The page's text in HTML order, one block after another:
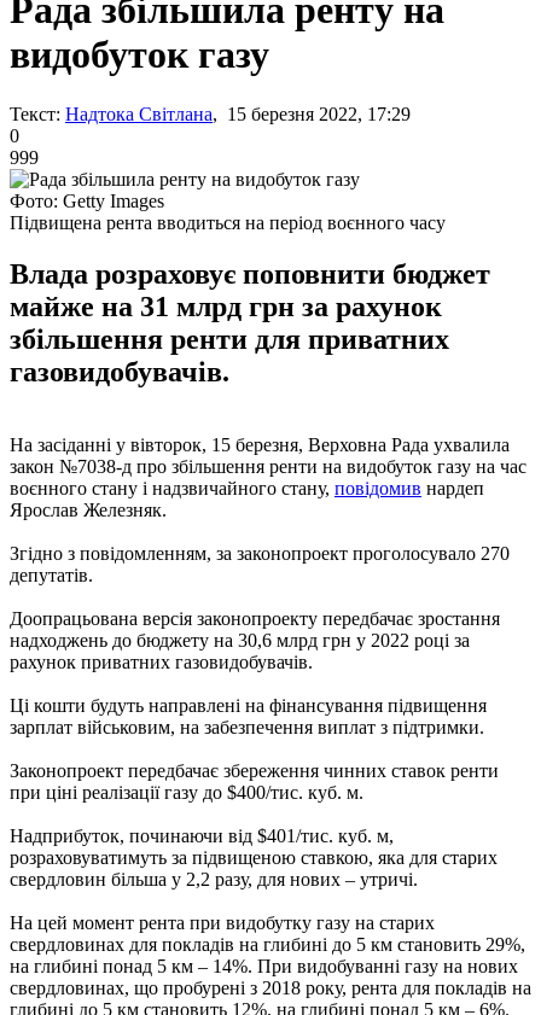
Рада збільшила ренту на
видобуток газу
Текст: Надтока Світлана, 15 березня 2022, 17:29
0
999
Фото: Getty Images
Підвищена рента вводиться на період воєнного часу
Влада розраховує поповнити бюджет
майже на 31 млрд грн за рахунок
збільшення ренти для приватних
газовидобувачів.
На засіданні у вівторок, 15 березня, Верховна Рада ухвалила
закон №7038-д про збільшення ренти на видобуток газу на час
воєнного стану і надзвичайного стану, повідомив нардеп
Ярослав Железняк.
Згідно з повідомленням, за законопроект проголосувало 270
депутатів.
Доопрацьована версія законопроекту передбачає зростання
надходжень до бюджету на 30,6 млрд грн у 2022 році за
рахунок приватних газовидобувачів.
Ці кошти будуть направлені на фінансування підвищення
зарплат військовим, на забезпечення виплат з підтримки.
Законопроект передбачає збереження чинних ставок ренти
при ціні реалізації газу до $400/тис. куб. м.
Надприбуток, починаючи від $401/тис. куб. м,
розраховуватимуть за підвищеною ставкою, яка для старих
свердловин більша у 2,2 разу, для нових – утричі.
На цей момент рента при видобутку газу на старих
свердловинах для покладів на глибині до 5 км становить 29%,
на глибині понад 5 км – 14%. При видобуванні газу на нових
свердловинах, що пробурені з 2018 року, рента для покладів на
глибині до 5 км становить 12%, на глибині понад 5 км – 6%.